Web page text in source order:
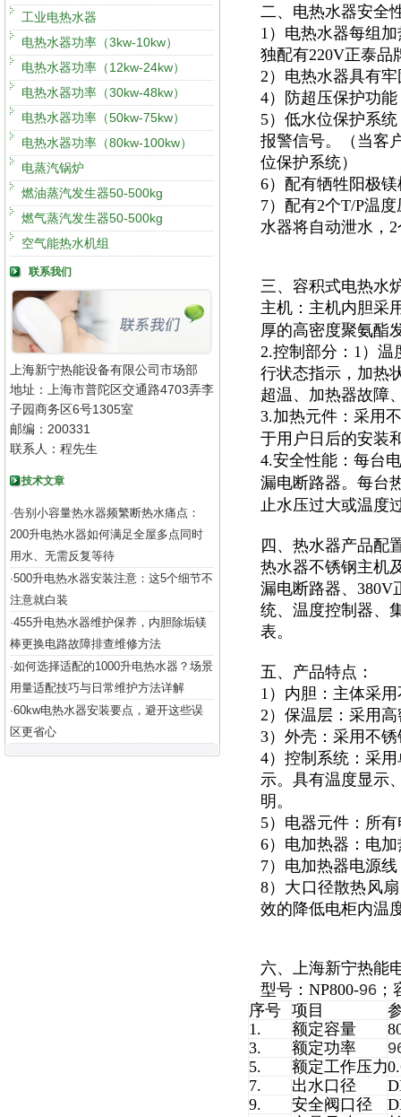
工业电热水器
电热水器功率（3kw-10kw）
电热水器功率（12kw-24kw）
电热水器功率（30kw-48kw）
电热水器功率（50kw-75kw）
电热水器功率（80kw-100kw）
电蒸汽锅炉
燃油蒸汽发生器50-500kg
燃气蒸汽发生器50-500kg
空气能热水机组
联系我们
上海新宁热能设备有限公司市场部
地址：上海市普陀区交通路4703弄李
子园商务区6号1305室
邮编：200331
联系人：程先生
技术文章
·告别小容量热水器频繁断热水痛点：
200升电热水器如何满足全屋多点同时
用水、无需反复等待
·500升电热水器安装注意：这5个细节不
注意就白装
·455升电热水器维护保养，内胆除垢镁
棒更换电路故障排查维修方法
·如何选择适配的1000升电热水器？场景
用量适配技巧与日常维护方法详解
·60kw电热水器安装要点，避开这些误
区更省心
二、电热水器安全
1）电热水器每组
独配有220V正泰品
2）电热水器具有
4）防超压保护功
5）低水位保护系
报警信号。（当客
位保护系统）
6）配有牺牲阳极
7）配有2个T/P温
水器将自动泄水，
三、容积式电热水
主机：主机内胆采
厚的高密度聚氨酯
2.控制部分：1）温
行状态指示，加热
超温、加热器故障
3.加热元件：采用
于用户日后的安装
4.安全性能：每台
漏电断路器。每台
止水压过大或温度
四、热水器产品配
热水器不锈钢主机
漏电断路器、380V
统、温度控制器、
表。
五、产品特点：
1）内胆：主体采
2）保温层：采用
3）外壳：采用不
4）控制系统：采
示。具有温度显示
明。
5）电器元件：所
6）电加热器：电
7）电加热器电源
8）大口径散热风
效的降低电柜内温
六、上海新宁热能
型号：NP800-96
序号
项目
1.
额定容量
3.
额定功率
5.
额定工作压力
7.
出水口径
9.
安全阀口径